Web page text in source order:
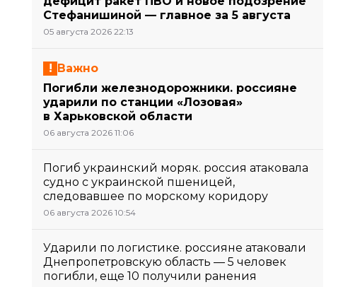
Стефанишиной — главное за 5 августа
05 августа 2026 22:13
Важно
Погибли железнодорожники. россияне
ударили по станции «Лозовая»
в Харьковской области
06 августа 2026 11:06
Погиб украинский моряк. россия атаковала
судно с украинской пшеницей,
следовавшее по морскому коридору
06 августа 2026 10:54
Ударили по логистике. россияне атаковали
Днепропетровскую область — 5 человек
погибли, еще 10 получили ранения